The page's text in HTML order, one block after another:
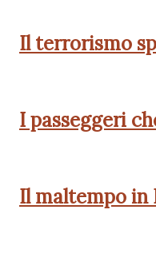
Il terrorismo
I passeggeri
Il maltempo in